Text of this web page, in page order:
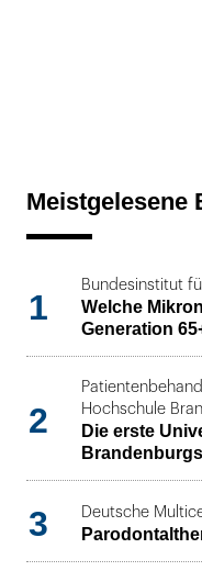
Meistgelesene
1
Bundesinstitut
Welche
Generation
2
Hochschule
Die erste
3 Deutsche